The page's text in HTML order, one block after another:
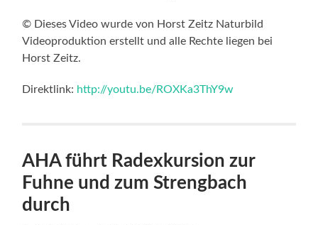
© Dieses Video wurde von Horst Zeitz Naturbild
Videoproduktion erstellt und alle Rechte liegen bei
Horst Zeitz.
Direktlink: http://youtu.be/ROXKa3ThY9w
AHA führt Radexkursion zur
Fuhne und zum Strengbach
durch